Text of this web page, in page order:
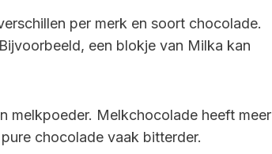
per merk en soort chocolade.
een blokje van Milka kan
melkpoeder. Melkchocolade heeft meer
chocolade vaak bitterder.